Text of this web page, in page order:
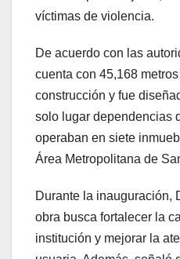
víctimas de violencia.
De acuerdo con las
cuenta con 45,168
construcción y fue
solo lugar dependencias
operaban en siete
Área Metropolitana de
Durante la inauguración,
obra busca fortalecer la
institución y mejorar la